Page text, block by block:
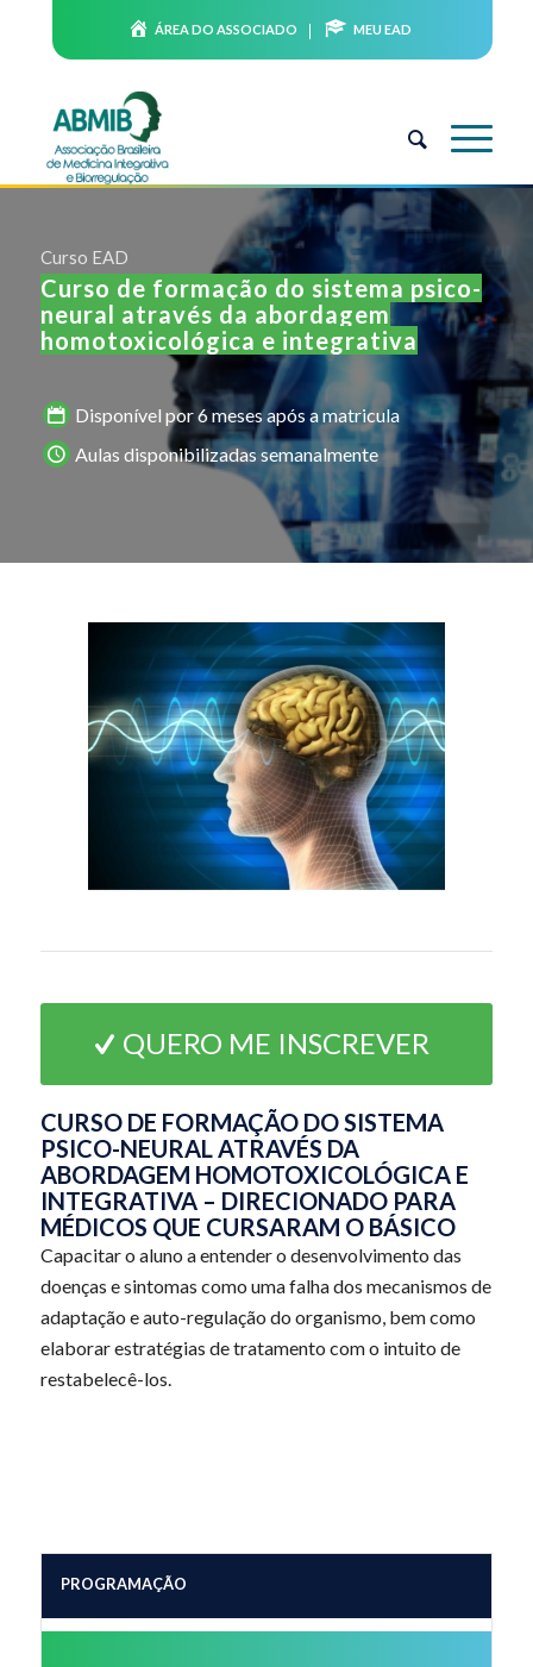
ÁREA DO ASSOCIADO MEU EAD
Curso EAD
Curso de formação do sistema psico-
neural através da abordagem
homotoxicológica e integrativa
Disponível por 6 meses após a matricula
Aulas disponibilizadas semanalmente
QUERO ME INSCREVER
CURSO DE FORMAÇÃO DO SISTEMA
PSICO-NEURAL ATRAVÉS DA
ABORDAGEM HOMOTOXICOLÓGICA E
INTEGRATIVA – DIRECIONADO PARA
MÉDICOS QUE CURSARAM O BÁSICO
Capacitar o aluno a entender o desenvolvimento das
doenças e sintomas como uma falha dos mecanismos de
adaptação e auto-regulação do organismo, bem como
elaborar estratégias de tratamento com o intuito de
restabelecê-los.
PROGRAMAÇÃO